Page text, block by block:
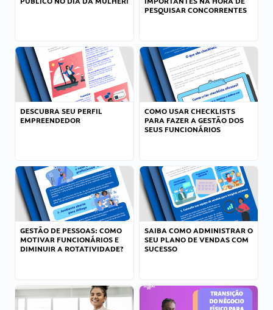
PESQUISAR CONCORRENTES
DESCUBRA SEU PERFIL
EMPREENDEDOR
COMO USAR CHECKLISTS
PARA FAZER A GESTÃO DOS
SEUS FUNCIONÁRIOS
GESTÃO DE PESSOAS: COMO
MOTIVAR FUNCIONÁRIOS E
DIMINUIR A ROTATIVIDADE?
SAIBA COMO ADMINISTRAR O
SEU PLANO DE VENDAS COM
SUCESSO